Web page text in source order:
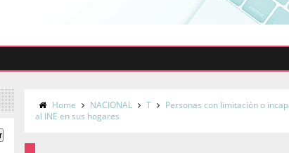
Home NACIONAL T
Personas con limitación o
al INE en sus hogares